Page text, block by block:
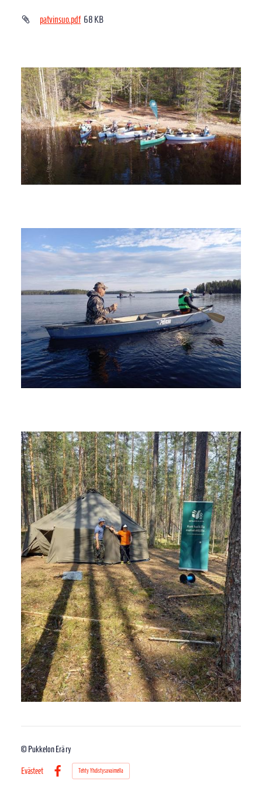
patvinsuo.pdf 68 KB
© Pukkelon Erä ry
Evästeet
Facebook
Tehty Yhdistysavaimella